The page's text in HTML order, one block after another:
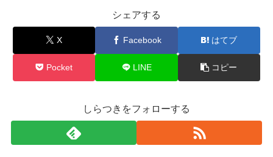
シェアする
X Facebook はてブ
Pocket LINE コピー
しらつきをフォローする